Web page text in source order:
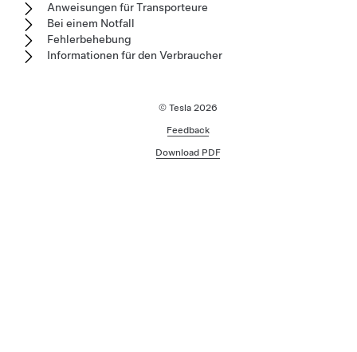
Anweisungen für Transporteure
Bei einem Notfall
Fehlerbehebung
Informationen für den Verbraucher
© Tesla 2026
Feedback
Download PDF